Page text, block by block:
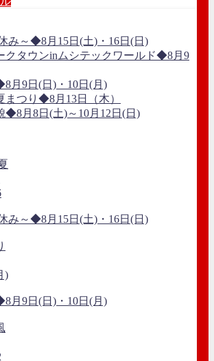
み～◆8月15日(土)・16日(日)
クタウンinムシテックワールド◆8月9
月9日(日)・10日(月)
まつり◆8月13日（木）
◆8月8日(土)～10月12日(日)
み～◆8月15日(土)・16日(日)
月9日(日)・10日(月)